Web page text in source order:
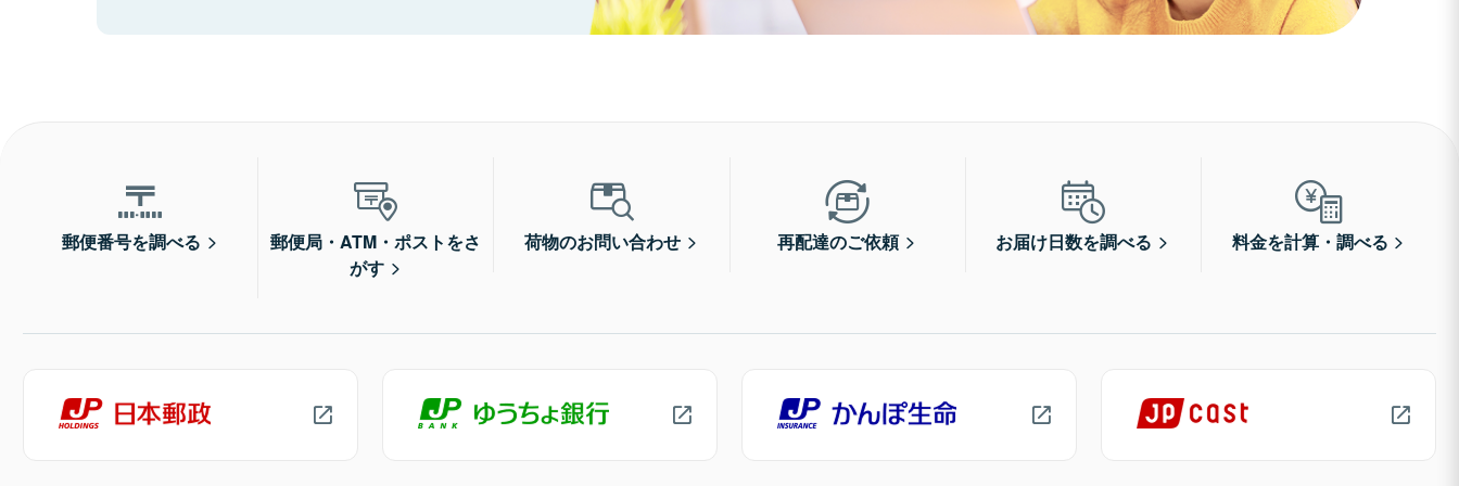
郵便番号を調べる
郵便局・ATM・ポストをさ
がす
荷物のお問い合わせ 再配達のご依頼 お届け日数を調べる 料金を計算・調べる